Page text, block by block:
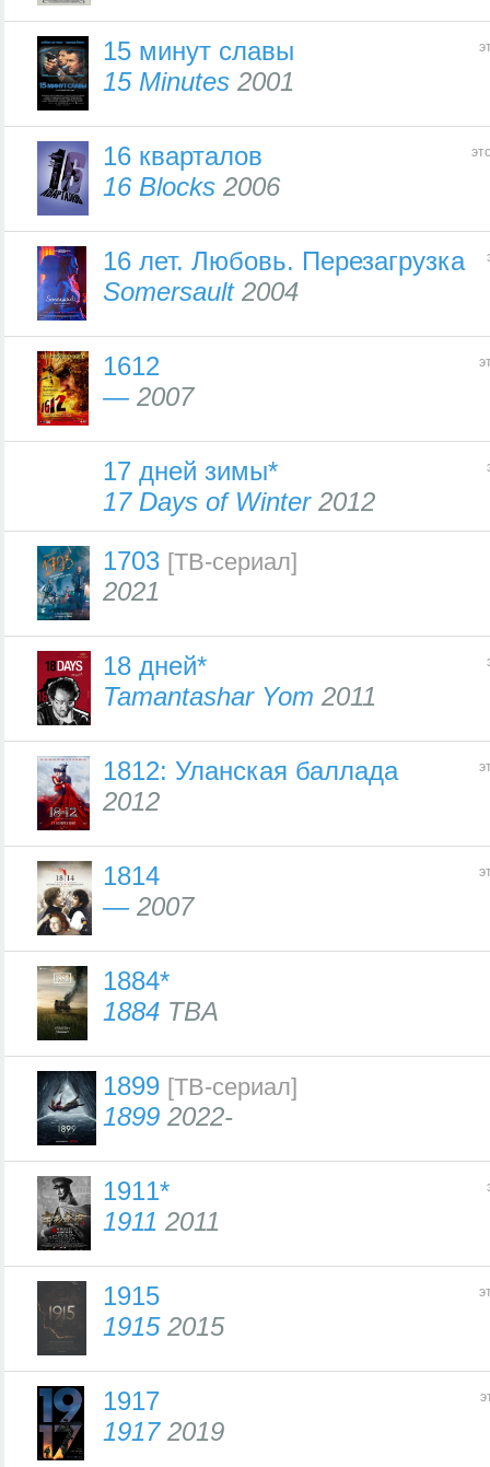
15 минут славы
15 Minutes 2001
16 кварталов
16 Blocks 2006
16 лет. Любовь. Перезагрузка
Somersault2004
1612
— 2007
17 дней зимы*
17 Days of Winter2012
1703 [ТВ-сериал]
2021
18 дней*
Tamantashar Yom 2011
1812: Уланская баллада
2012
1814
— 2007
1884*
1884 TBA
1899 [ТВ-сериал]
1899 2022-
1911*
1911 2011
1915
19152015
1917
19172019